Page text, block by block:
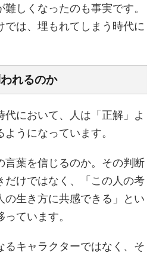
しくなったのも事実です。
では、埋もれてしまう時代に
れるのか
において、人は「正解」よ
うになっています。
言葉を信じるのか。その判断
だけではなく、「この人の考
の生き方に共感できる」とい
ています。
るキャラクターではなく、そ